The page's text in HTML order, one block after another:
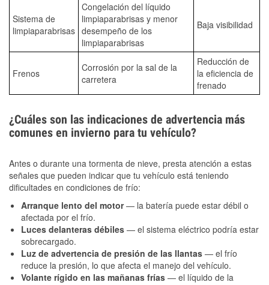
Sistema de
limpiaparabrisas
Congelación del líquido
limpiaparabrisas y menor
desempeño de los
limpiaparabrisas
Baja visibilidad
Frenos
Corrosión por la sal de la
carretera
Reducción de
la eficiencia de
frenado
¿Cuáles son las indicaciones de advertencia más
comunes en invierno para tu vehículo?
Antes o durante una tormenta de nieve, presta atención a estas
señales que pueden indicar que tu vehículo está teniendo
dificultades en condiciones de frío:
Arranque lento del motor— la batería puede estar débil o
afectada por el frío.
Luces delanteras débiles — el sistema eléctrico podría estar
sobrecargado.
Luz de advertencia de presión de las llantas — el frío
reduce la presión, lo que afecta el manejo del vehículo.
Volante rígido en las mañanas frías — el líquido de la